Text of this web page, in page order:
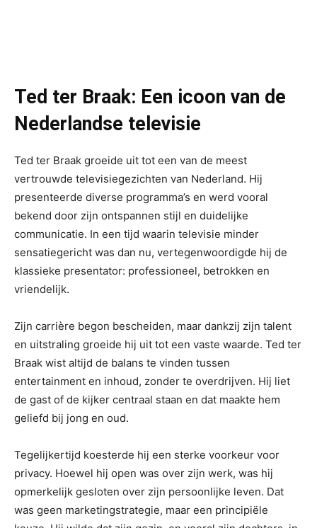
Ted ter Braak: Een icoon van de
Nederlandse televisie
Ted ter Braak groeide uit tot een van de meest
vertrouwde televisiegezichten van Nederland. Hij
presenteerde diverse programma’s en werd vooral
bekend door zijn ontspannen stijl en duidelijke
communicatie. In een tijd waarin televisie minder
sensatiegericht was dan nu, vertegenwoordigde hij de
klassieke presentator: professioneel, betrokken en
vriendelijk.
Zijn carrière begon bescheiden, maar dankzij zijn talent
en uitstraling groeide hij uit tot een vaste waarde. Ted ter
Braak wist altijd de balans te vinden tussen
entertainment en inhoud, zonder te overdrijven. Hij liet
de gast of de kijker centraal staan en dat maakte hem
geliefd bij jong en oud.
Tegelijkertijd koesterde hij een sterke voorkeur voor
privacy. Hoewel hij open was over zijn werk, was hij
opmerkelijk gesloten over zijn persoonlijke leven. Dat
was geen marketingstrategie, maar een principiële